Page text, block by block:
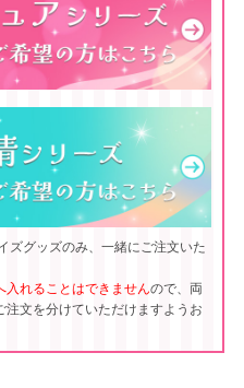
ズグッズのみ、一緒にご注文いた
入れることはできませんので、両
文を分けていただけますようお